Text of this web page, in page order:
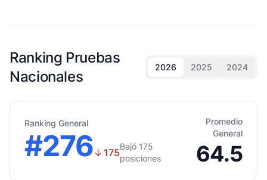
Ranking Pruebas
Nacionales
2026 2025 2024
Ranking General
#276↓ 175
Bajó 175
posiciones
Promedio
General
64.5